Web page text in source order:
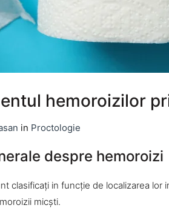
hemoroizilor
in Proctologie
despre hemoroizi
clasificaţi in funcţie de localizarea
micşti.